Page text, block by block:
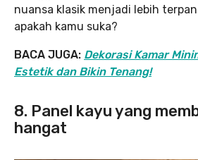
nuansa klasik menjadi lebih
apakah kamu suka?
BACA JUGA: Dekorasi Kamar
Estetik dan Bikin Tenang!
8. Panel kayu yang
hangat